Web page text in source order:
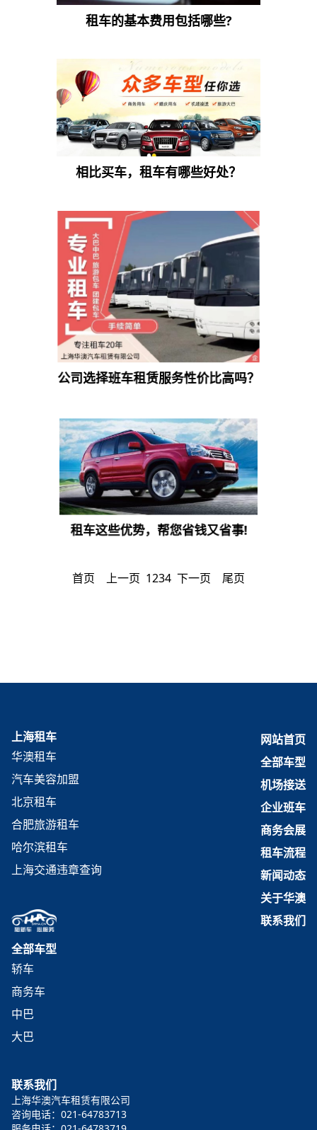
租车的基本费用包括哪些?
相比买车，租车有哪些好处？
公司选择班车租赁服务性价比高吗？
租车这些优势，帮您省钱又省事!
首页 上一页 1234 下一页 尾页
网站首页
全部车型
机场接送
企业班车
商务会展
租车流程
新闻动态
关于华澳
联系我们
上海租车
华澳租车
汽车美容加盟
北京租车
合肥旅游租车
哈尔滨租车
上海交通违章查询
全部车型
轿车
商务车
中巴
大巴
联系我们
上海华澳汽车租赁有限公司
咨询电话：021-64783713